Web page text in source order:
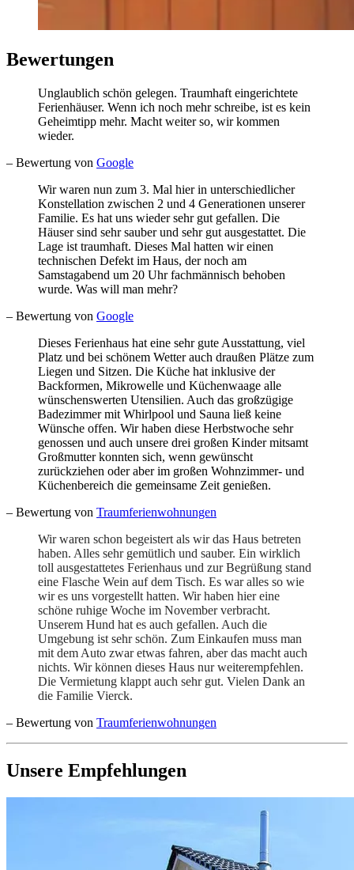
Bewertungen
Unglaublich schön gelegen. Traumhaft eingerichtete
Ferienhäuser. Wenn ich noch mehr schreibe, ist es kein
Geheimtipp mehr. Macht weiter so, wir kommen
wieder.
– Bewertung von Google
Wir waren nun zum 3. Mal hier in unterschiedlicher
Konstellation zwischen 2 und 4 Generationen unserer
Familie. Es hat uns wieder sehr gut gefallen. Die
Häuser sind sehr sauber und sehr gut ausgestattet. Die
Lage ist traumhaft. Dieses Mal hatten wir einen
technischen Defekt im Haus, der noch am
Samstagabend um 20 Uhr fachmännisch behoben
wurde. Was will man mehr?
– Bewertung von Google
Dieses Ferienhaus hat eine sehr gute Ausstattung, viel
Platz und bei schönem Wetter auch draußen Plätze zum
Liegen und Sitzen. Die Küche hat inklusive der
Backformen, Mikrowelle und Küchenwaage alle
wünschenswerten Utensilien. Auch das großzügige
Badezimmer mit Whirlpool und Sauna ließ keine
Wünsche offen. Wir haben diese Herbstwoche sehr
genossen und auch unsere drei großen Kinder mitsamt
Großmutter konnten sich, wenn gewünscht
zurückziehen oder aber im großen Wohnzimmer- und
Küchenbereich die gemeinsame Zeit genießen.
– Bewertung von Traumferienwohnungen
Wir waren schon begeistert als wir das Haus betreten
haben. Alles sehr gemütlich und sauber. Ein wirklich
toll ausgestattetes Ferienhaus und zur Begrüßung stand
eine Flasche Wein auf dem Tisch. Es war alles so wie
wir es uns vorgestellt hatten. Wir haben hier eine
schöne ruhige Woche im November verbracht.
Unserem Hund hat es auch gefallen. Auch die
Umgebung ist sehr schön. Zum Einkaufen muss man
mit dem Auto zwar etwas fahren, aber das macht auch
nichts. Wir können dieses Haus nur weiterempfehlen.
Die Vermietung klappt auch sehr gut. Vielen Dank an
die Familie Vierck.
– Bewertung von Traumferienwohnungen
Unsere Empfehlungen